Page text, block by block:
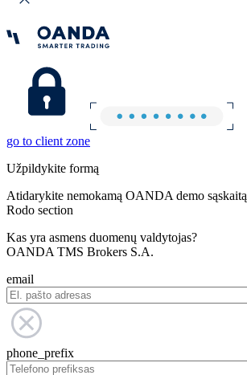
go to client zone
Užpildykite formą
Atidarykite nemokamą OANDA demo sąskaitą
Rodo section
Kas yra asmens duomenų valdytojas?
OANDA TMS Brokers S.A.
email
phone_prefix